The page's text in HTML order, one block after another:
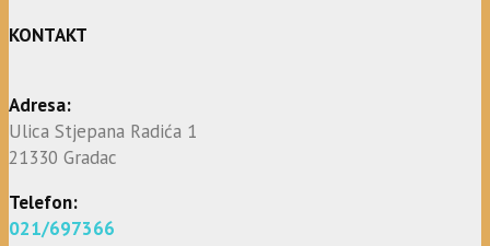
KONTAKT
Adresa:
Ulica Stjepana Radića 1
21330 Gradac
Telefon:
021/697366